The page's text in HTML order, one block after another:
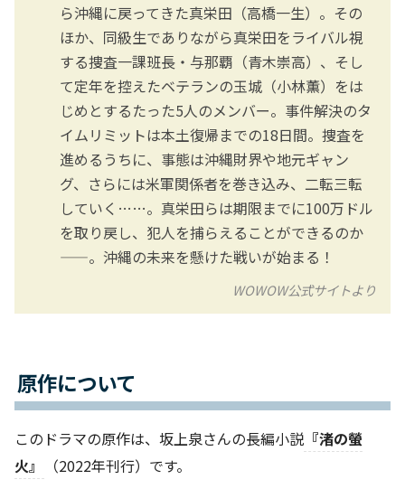
ら沖縄に戻ってきた真栄田（高橋一生）。その
ほか、同級生でありながら真栄田をライバル視
する捜査一課班長・与那覇（青木崇高）、そし
て定年を控えたベテランの玉城（小林薫）をは
じめとするたった5人のメンバー。事件解決のタ
イムリミットは本土復帰までの18日間。捜査を
進めるうちに、事態は沖縄財界や地元ギャン
グ、さらには米軍関係者を巻き込み、二転三転
していく……。真栄田らは期限までに100万ドル
を取り戻し、犯人を捕らえることができるのか
——。沖縄の未来を懸けた戦いが始まる！
WOWOW公式サイトより
原作について
このドラマの原作は、坂上泉さんの長編小説 『渚の螢
火』
（2022年刊行）です。